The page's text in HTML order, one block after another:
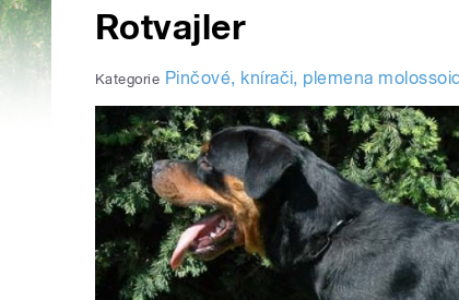
Rotvajler
Kategorie Pinčové, knírači, plemena